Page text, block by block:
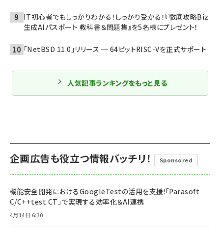
IT初心者でもしっかりわかる！しっかり受かる！『徹底攻略Biz
生成AIパスポート 教科書＆問題集』を5名様にプレゼント！
「NetBSD 11.0」リリース ─ 64ビットRISC-Vを正式サポート
人気記事ランキングをもっと見る
企画広告も役立つ情報バッチリ！ Sponsored
機能安全開発におけるGoogleTestの活用を支援!「Parasoft
C/C++test CT」で実現する効率化＆AI連携
4月14日 6:30